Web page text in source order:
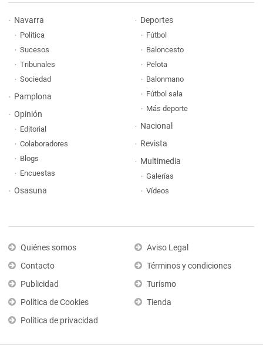
Navarra
Política
Sucesos
Tribunales
Sociedad
Pamplona
Opinión
Editorial
Colaboradores
Blogs
Encuestas
Osasuna
Deportes
Fútbol
Baloncesto
Pelota
Balonmano
Fútbol sala
Más deporte
Nacional
Revista
Multimedia
Galerías
Vídeos
Quiénes somos
Contacto
Publicidad
Política de Cookies
Política de privacidad
Aviso Legal
Términos y condiciones
Turismo
Tienda